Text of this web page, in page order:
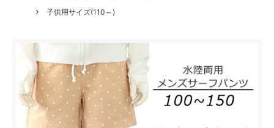
子供用サイズ(110～)